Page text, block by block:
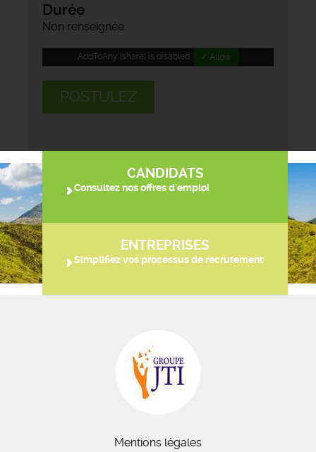
Durée
Non renseignée
AddToAny (share) is disabled. ✓ Allow
POSTULEZ
CANDIDATS
Consultez nos offres d'emploi
ENTREPRISES
Simplifiez vos processus de recrutement
Mentions légales